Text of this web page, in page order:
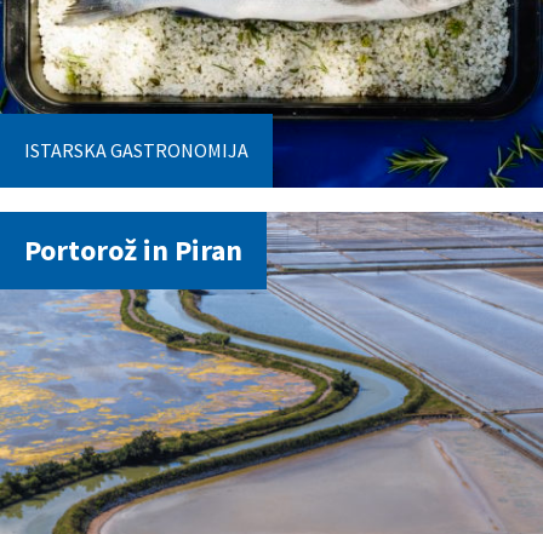
ISTARSKA GASTRONOMIJA
Portorož in Piran